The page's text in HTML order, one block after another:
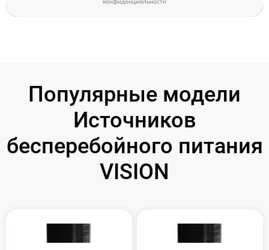
Популярные модели
Источников
бесперебойного питания
VISION